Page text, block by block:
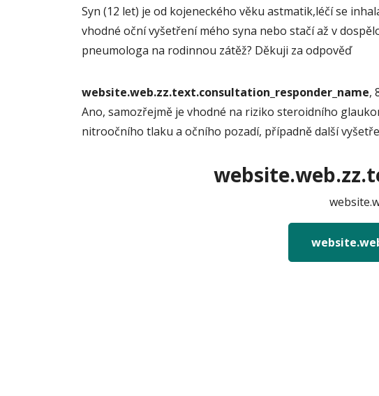
Syn (12 let) je od kojeneckého věku astmatik,léčí se
vhodné oční vyšetření mého syna nebo stačí až v
pneumologa na rodinnou zátěž? Děkuji za odpověď
website.web.zz.text.consultation_responder_name,
Ano, samozřejmě je vhodné na riziko steroidního
nitroočního tlaku a očního pozadí, případně další